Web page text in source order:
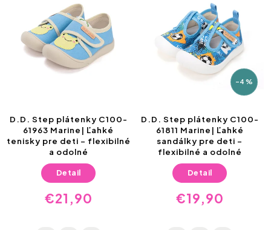
D.D. Step plátenky C100-
61963 Marine| Ľahké
tenisky pre deti – flexibilné
a odolné
€21,90
Detail
–4 %
D.D. Step plátenky C100-
61811 Marine| Ľahké
sandálky pre deti –
flexibilné a odolné
€19,90
Detail